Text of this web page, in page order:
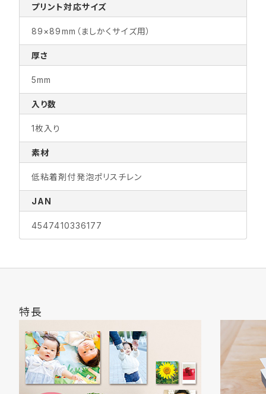
プリント対応サイズ
89×89mm（ましかくサイズ用）
厚さ
5mm
入り数
1枚入り
素材
低粘着剤付発泡ポリスチレン
JAN
4547410336177
特長